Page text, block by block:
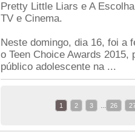
Pretty Little Liars e A
TV e Cinema.
Neste domingo, dia 16, foi a
o Teen Choice Awards
público adolescente na ...
1 2 3 ... 26